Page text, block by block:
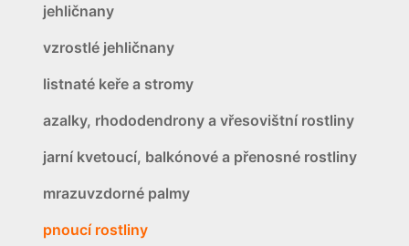
jehličnany
vzrostlé jehličnany
listnaté keře a stromy
azalky, rhododendrony a vřesovištní rostliny
jarní kvetoucí, balkónové a přenosné rostliny
mrazuvzdorné palmy
pnoucí rostliny